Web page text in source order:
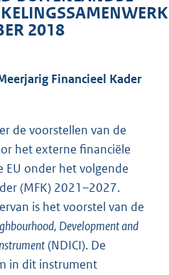
2018
Financieel Kader
de voorstellen van de
het externe financiële
onder het volgende
(MFK) 2021–2027.
is het voorstel van de
Development and
(NDICI). De
in dit instrument